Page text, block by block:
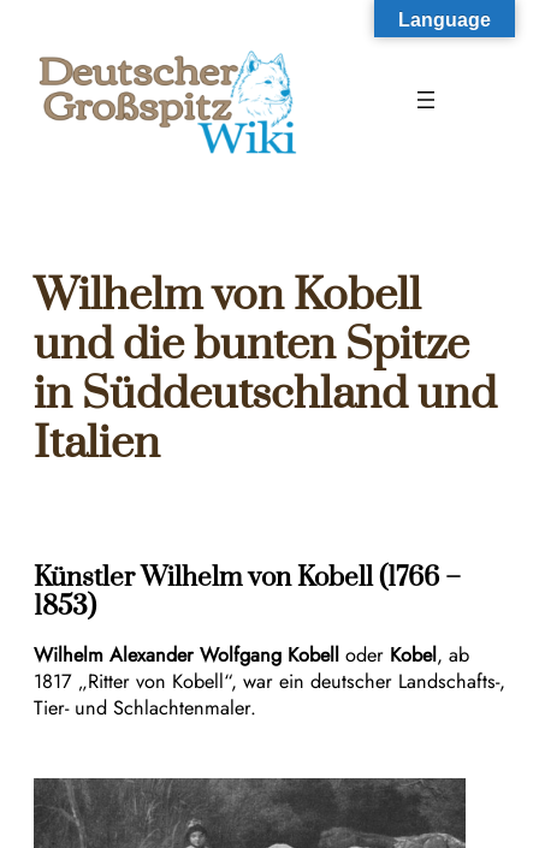
springen
Wilhelm von Kobell
und die bunten Spitze
in Süddeutschland und
Italien
Künstler Wilhelm von Kobell (1766 –
1853)
Wilhelm Alexander Wolfgang Kobell oder Kobel, ab
1817 „Ritter von Kobell“, war ein deutscher Landschafts-,
Tier- und Schlachtenmaler.
Language